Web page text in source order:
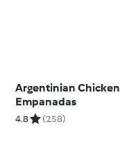
Argentinian Chicken
Empanadas
4.8 (258)